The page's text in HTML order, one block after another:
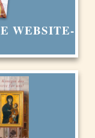
WEBSITE-